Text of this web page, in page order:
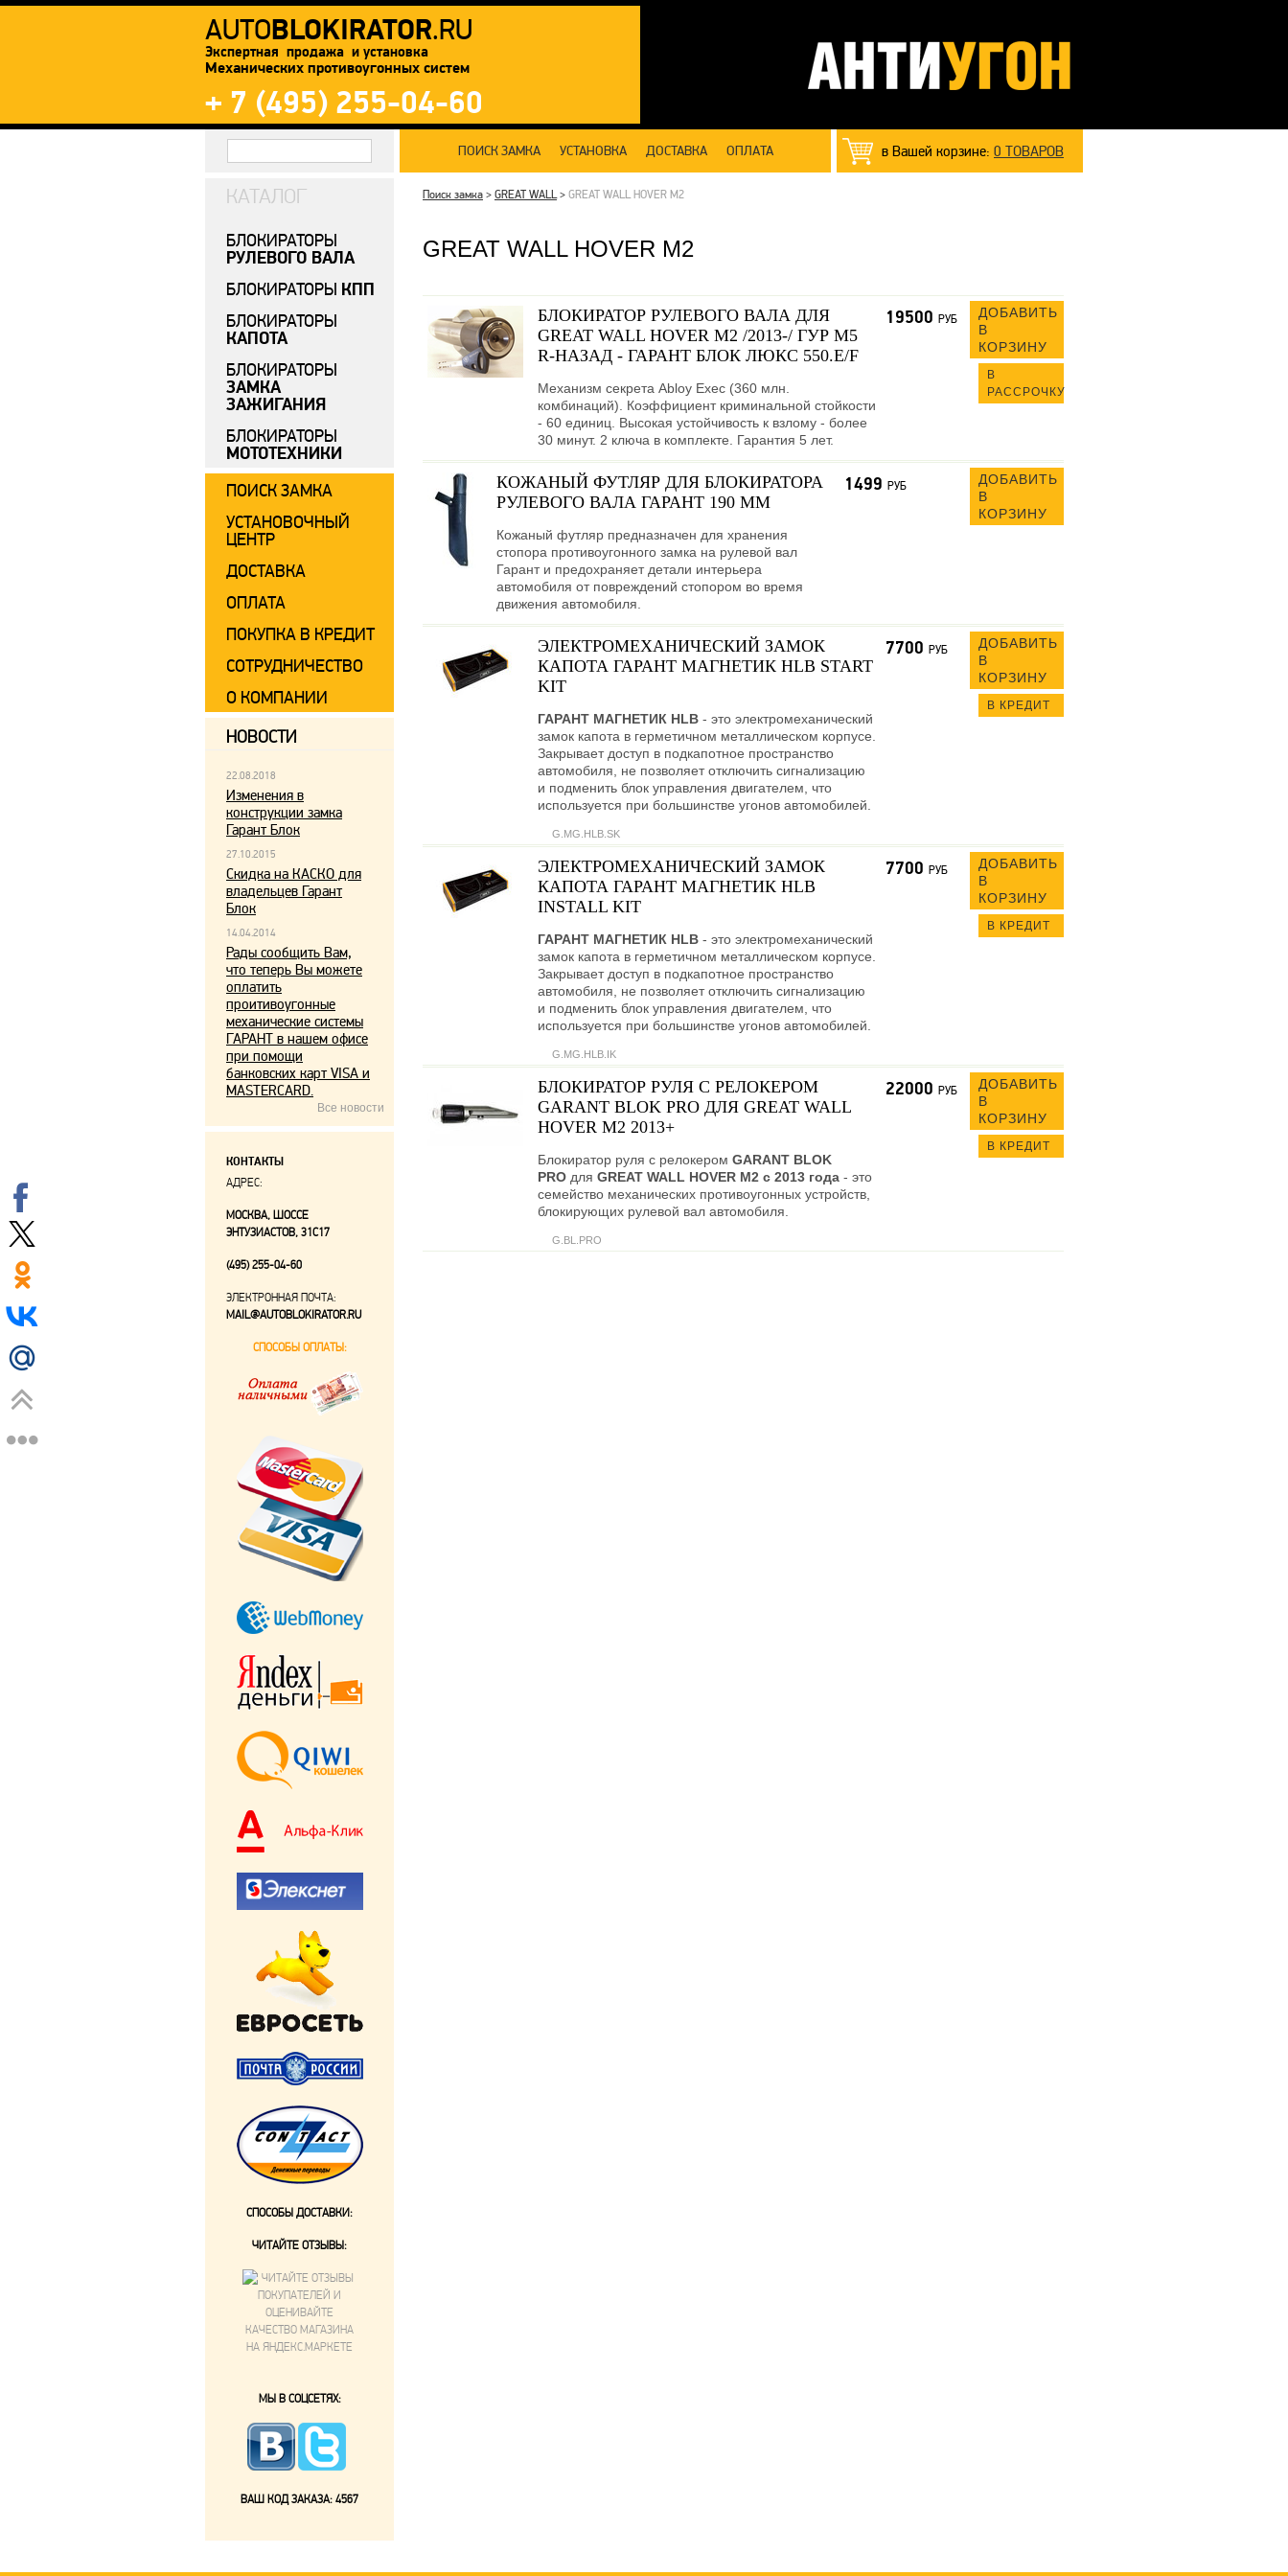
AUTOBLOKIRATOR.RU
Экспертная продажа и установка
Механических противоугонных систем
+ 7 (495) 255-04-60
в Вашей корзине: 0 ТОВАРОВ
ПОИСК ЗАМКА УСТАНОВКА ДОСТАВКА ОПЛАТА
Поиск замка > GREAT WALL> GREAT WALL HOVER M2
GREAT WALL HOVER M2
БЛОКИРАТОР РУЛЕВОГО ВАЛА ДЛЯ
GREAT WALL HOVER M2 /2013-/ ГУР М5
R-НАЗАД - ГАРАНТ БЛОК ЛЮКС 550.E/F
Механизм секрета Abloy Exec (360 млн.
комбинаций). Коэффициент криминальной стойкости
- 60 единиц. Высокая устойчивость к взлому - более
30 минут. 2 ключа в комплекте. Гарантия 5 лет.
19500 РУБ
ДОБАВИТЬ
В
КОРЗИНУ
В
РАССРОЧКУ
КОЖАНЫЙ ФУТЛЯР ДЛЯ БЛОКИРАТОРА
РУЛЕВОГО ВАЛА ГАРАНТ 190 ММ
Кожаный футляр предназначен для хранения
стопора противоугонного замка на рулевой вал
Гарант и предохраняет детали интерьера
автомобиля от повреждений стопором во время
движения автомобиля.
1499 РУБ
ДОБАВИТЬ
В
КОРЗИНУ
ЭЛЕКТРОМЕХАНИЧЕСКИЙ ЗАМОК
КАПОТА ГАРАНТ МАГНЕТИК HLB START
KIT
ГАРАНТ МАГНЕТИК HLB - это электромеханический
замок капота в герметичном металлическом корпусе.
Закрывает доступ в подкапотное пространство
автомобиля, не позволяет отключить сигнализацию
и подменить блок управления двигателем, что
используется при большинстве угонов автомобилей.
G.MG.HLB.SK
7700 РУБ
ДОБАВИТЬ
В
КОРЗИНУ
В КРЕДИТ
ЭЛЕКТРОМЕХАНИЧЕСКИЙ ЗАМОК
КАПОТА ГАРАНТ МАГНЕТИК HLB
INSTALL KIT
ГАРАНТ МАГНЕТИК HLB - это электромеханический
замок капота в герметичном металлическом корпусе.
Закрывает доступ в подкапотное пространство
автомобиля, не позволяет отключить сигнализацию
и подменить блок управления двигателем, что
используется при большинстве угонов автомобилей.
G.MG.HLB.IK
7700 РУБ
ДОБАВИТЬ
В
КОРЗИНУ
В КРЕДИТ
БЛОКИРАТОР РУЛЯ С РЕЛОКЕРОМ
GARANT BLOK PRO ДЛЯ GREAT WALL
HOVER M2 2013+
Блокиратор руля с релокером GARANT BLOK
PRO для GREAT WALL HOVER M2 c 2013 года - это
семейство механических противоугонных устройств,
блокирующих рулевой вал автомобиля.
G.BL.PRO
22000 РУБ
ДОБАВИТЬ
В
КОРЗИНУ
В КРЕДИТ
КАТАЛОГ
БЛОКИРАТОРЫ
РУЛЕВОГО ВАЛА
БЛОКИРАТОРЫ КПП
БЛОКИРАТОРЫ
КАПОТА
БЛОКИРАТОРЫ
ЗАМКА
ЗАЖИГАНИЯ
БЛОКИРАТОРЫ
МОТОТЕХНИКИ
ПОИСК ЗАМКА
УСТАНОВОЧНЫЙ
ЦЕНТР
ДОСТАВКА
ОПЛАТА
ПОКУПКА В КРЕДИТ
СОТРУДНИЧЕСТВО
О КОМПАНИИ
НОВОСТИ
22.08.2018
Изменения в
конструкции замка
Гарант Блок
27.10.2015
Скидка на КАСКО для
владельцев Гарант
Блок
14.04.2014
Рады сообщить Вам,
что теперь Вы можете
оплатить
проитивоугонные
механические системы
ГАРАНТ в нашем офисе
при помощи
банковских карт VISA и
MASTERCARD.
Все новости
КОНТАКТЫ
АДРЕС:
МОСКВА, ШОССЕ
ЭНТУЗИАСТОВ, 31С17
(495) 255-04-60
ЭЛЕКТРОННАЯ ПОЧТА:
MAIL@AUTOBLOKIRATOR.RU
СПОСОБЫ ОПЛАТЫ:
СПОСОБЫ ДОСТАВКИ:
ЧИТАЙТЕ ОТЗЫВЫ:
МЫ В СОЦСЕТЯХ:
ВАШ КОД ЗАКАЗА: 4567